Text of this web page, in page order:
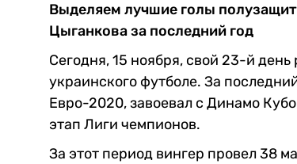
Выделяем лучшие голы
Цыганкова за последний год
Сегодня, 15 ноября, свой 23-й
украинского футболе. За
Евро-2020, завоевал с Динамо
этап Лиги чемпионов.
За этот период вингер провел 38